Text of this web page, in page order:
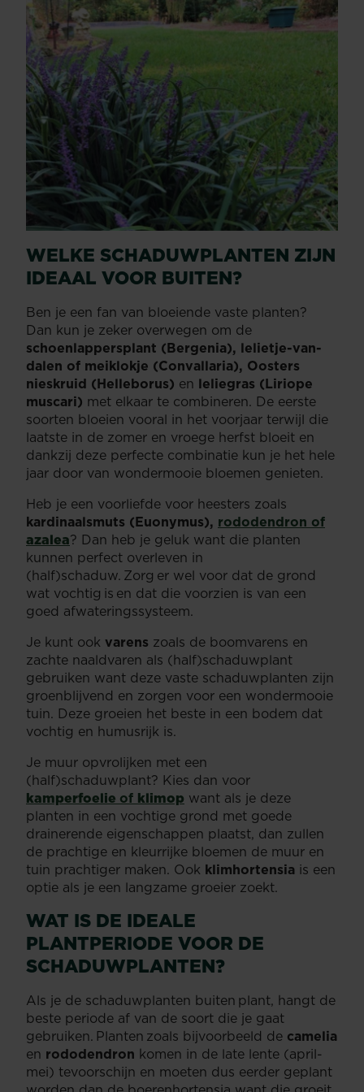
WELKE SCHADUWPLANTEN ZIJN
IDEAAL VOOR BUITEN?
Ben je een fan van bloeiende vaste planten?
Dan kun je zeker overwegen om de
schoenlappersplant (Bergenia), lelietje-van-
dalen of meiklokje (Convallaria), Oosters
nieskruid (Helleborus) en leliegras (Liriope
muscari) met elkaar te combineren. De eerste
soorten bloeien vooral in het voorjaar terwijl die
laatste in de zomer en vroege herfst bloeit en
dankzij deze perfecte combinatie kun je het hele
jaar door van wondermooie bloemen genieten.
Heb je een voorliefde voor heesters zoals
kardinaalsmuts (Euonymus), rododendron of
azalea? Dan heb je geluk want die planten
kunnen perfect overleven in
(half)schaduw. Zorg er wel voor dat de grond
wat vochtig is en dat die voorzien is van een
goed afwateringssysteem.
Je kunt ook varens zoals de boomvarens en
zachte naaldvaren als (half)schaduwplant
gebruiken want deze vaste schaduwplanten zijn
groenblijvend en zorgen voor een wondermooie
tuin. Deze groeien het beste in een bodem dat
vochtig en humusrijk is.
Je muur opvrolijken met een
(half)schaduwplant? Kies dan voor
kamperfoelie of klimop want als je deze
planten in een vochtige grond met goede
drainerende eigenschappen plaatst, dan zullen
de prachtige en kleurrijke bloemen de muur en
tuin prachtiger maken. Ook klimhortensia is een
optie als je een langzame groeier zoekt.
WAT IS DE IDEALE
PLANTPERIODE VOOR DE
SCHADUWPLANTEN?
Als je de schaduwplanten buiten plant, hangt de
beste periode af van de soort die je gaat
gebruiken. Planten zoals bijvoorbeeld de camelia
en rododendron komen in de late lente (april-
mei) tevoorschijn en moeten dus eerder geplant